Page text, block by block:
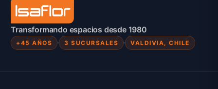
Transformando espacios desde 1980
+45 AÑOS 3 SUCURSALES VALDIVIA, CHILE